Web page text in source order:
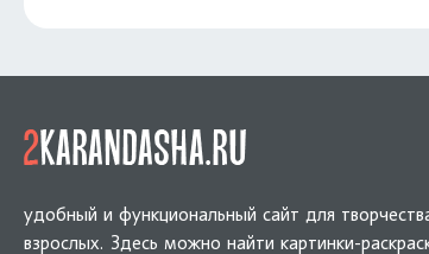
удобный и функциональный сайт для
взрослых. Здесь можно найти картинки-